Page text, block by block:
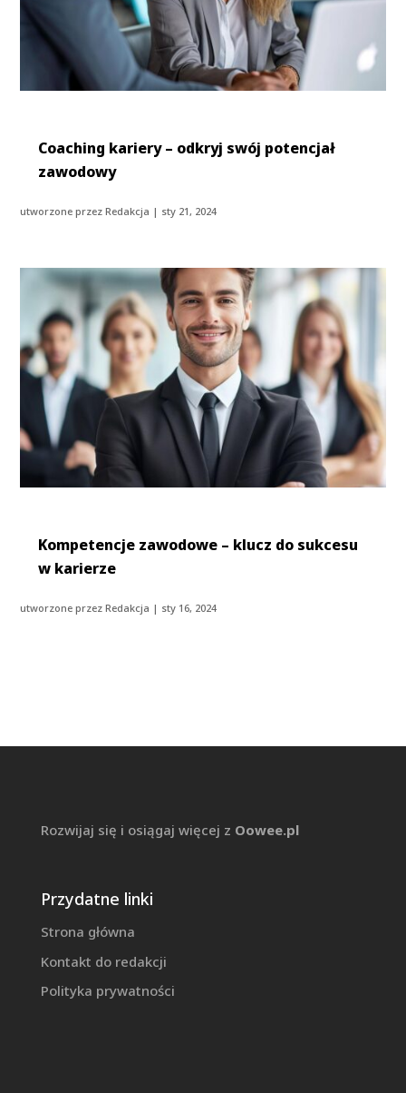
Coaching kariery – odkryj swój potencjał
zawodowy
utworzone przezRedakcja | sty 21, 2024
Kompetencje zawodowe – klucz do sukcesu
w karierze
utworzone przezRedakcja | sty 16, 2024
Rozwijaj się i osiągaj więcej z Oowee.pl
Przydatne linki
Strona główna
Kontakt do redakcji
Polityka prywatności